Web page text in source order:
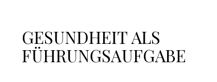
GESUNDHEIT ALS
FÜHRUNGSAUFGABE